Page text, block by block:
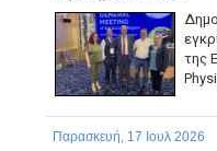
της
Παρασκευή, 17 Ιουλ 2026